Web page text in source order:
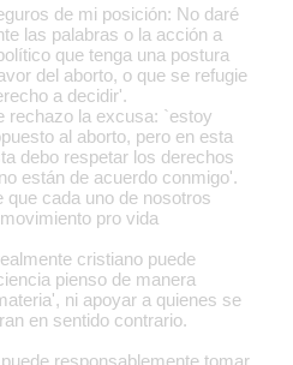
de mi posición: No daré
las palabras o la acción a
que tenga una postura
del aborto, o que se refugie
a decidir'.
rechazo la excusa: `estoy
al aborto, pero en esta
debo respetar los derechos
están de acuerdo conmigo'.
que cada uno de nosotros
pro vida
cristiano puede
pienso de manera
ni apoyar a quienes se
en sentido contrario.
responsablemente tomar